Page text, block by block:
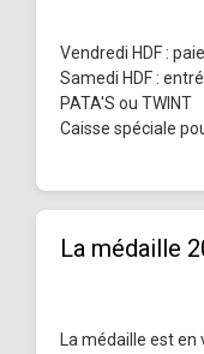
Vendredi HDF :
Samedi HDF :
PATA'S ou TWINT
Caisse spéciale
La médaille
La médaille est